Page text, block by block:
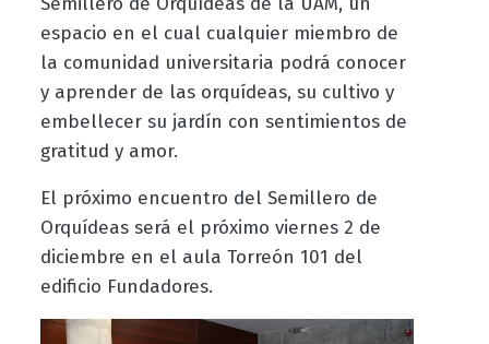
espacio en el cual cualquier miembro de
la comunidad universitaria podrá conocer
y aprender de las orquídeas, su cultivo y
embellecer su jardín con sentimientos de
gratitud y amor.
El próximo encuentro del Semillero de
Orquídeas será el próximo viernes 2 de
diciembre en el aula Torreón 101 del
edificio Fundadores.